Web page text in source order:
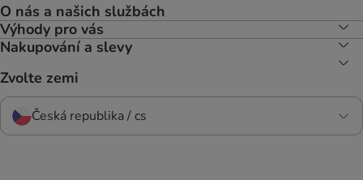
O nás a našich službách
Výhody pro vás
Nakupování a slevy
Zvolte zemi
Česká republika / cs